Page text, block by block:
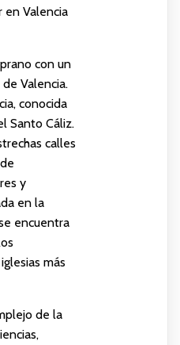
en Valencia
con un
Valencia.
conocida
Santo Cáliz.
calles
y
en la
encuentra
más
de la